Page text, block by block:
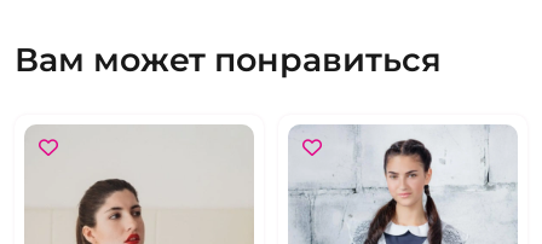
Вам может понравиться